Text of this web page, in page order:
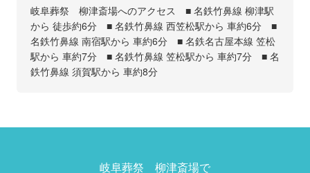
岐阜葬祭 柳津斎場へのアクセス ■ 名鉄竹鼻線 柳津駅
から 徒歩約6分 ■ 名鉄竹鼻線 西笠松駅から 車約6分 ■
名鉄竹鼻線 南宿駅から 車約6分 ■ 名鉄名古屋本線 笠松
駅から 車約7分 ■ 名鉄竹鼻線 笠松駅から 車約7分 ■ 名
鉄竹鼻線 須賀駅から 車約8分
岐阜葬祭 柳津斎場で